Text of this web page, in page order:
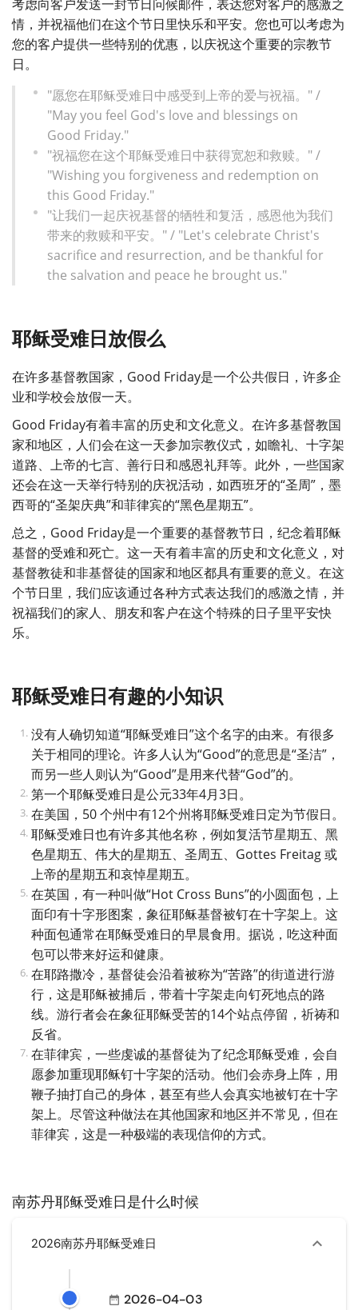
考虑向客户发送一封节日问候邮件，表达您对客户的感激之
情，并祝福他们在这个节日里快乐和平安。您也可以考虑为
您的客户提供一些特别的优惠，以庆祝这个重要的宗教节
日。
"愿您在耶稣受难日中感受到上帝的爱与祝福。" /
"May you feel God's love and blessings on
Good Friday."
"祝福您在这个耶稣受难日中获得宽恕和救赎。" /
"Wishing you forgiveness and redemption on
this Good Friday."
"让我们一起庆祝基督的牺牲和复活，感恩他为我们
带来的救赎和平安。" / "Let's celebrate Christ's
sacrifice and resurrection, and be thankful for
the salvation and peace he brought us."
耶稣受难日放假么
在许多基督教国家，Good Friday是一个公共假日，许多企
业和学校会放假一天。
Good Friday有着丰富的历史和文化意义。在许多基督教国
家和地区，人们会在这一天参加宗教仪式，如瞻礼、十字架
道路、上帝的七言、善行日和感恩礼拜等。此外，一些国家
还会在这一天举行特别的庆祝活动，如西班牙的“圣周”，墨
西哥的“圣架庆典”和菲律宾的“黑色星期五”。
总之，Good Friday是一个重要的基督教节日，纪念着耶稣
基督的受难和死亡。这一天有着丰富的历史和文化意义，对
基督教徒和非基督徒的国家和地区都具有重要的意义。在这
个节日里，我们应该通过各种方式表达我们的感激之情，并
祝福我们的家人、朋友和客户在这个特殊的日子里平安快
乐。
耶稣受难日有趣的小知识
没有人确切知道“耶稣受难日”这个名字的由来。有很多
关于相同的理论。许多人认为“Good”的意思是“圣洁”，
而另一些人则认为“Good”是用来代替“God”的。
第一个耶稣受难日是公元33年4月3日。
在美国，50 个州中有12个州将耶稣受难日定为节假日。
耶稣受难日也有许多其他名称，例如复活节星期五、黑
色星期五、伟大的星期五、圣周五、Gottes Freitag 或
上帝的星期五和哀悼星期五。
在英国，有一种叫做“Hot Cross Buns”的小圆面包，上
面印有十字形图案，象征耶稣基督被钉在十字架上。这
种面包通常在耶稣受难日的早晨食用。据说，吃这种面
包可以带来好运和健康。
在耶路撒冷，基督徒会沿着被称为“苦路”的街道进行游
行，这是耶稣被捕后，带着十字架走向钉死地点的路
线。游行者会在象征耶稣受苦的14个站点停留，祈祷和
反省。
在菲律宾，一些虔诚的基督徒为了纪念耶稣受难，会自
愿参加重现耶稣钉十字架的活动。他们会赤身上阵，用
鞭子抽打自己的身体，甚至有些人会真实地被钉在十字
架上。尽管这种做法在其他国家和地区并不常见，但在
菲律宾，这是一种极端的表现信仰的方式。
南苏丹耶稣受难日是什么时候
2026南苏丹耶稣受难日
2026-04-03